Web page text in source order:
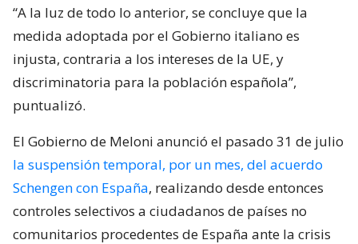
“A la luz de todo lo anterior, se concluye que la
medida adoptada por el Gobierno italiano es
injusta, contraria a los intereses de la UE, y
discriminatoria para la población española”,
puntualizó.
El Gobierno de Meloni anunció el pasado 31 de julio
la suspensión temporal, por un mes, del acuerdo
Schengen con España, realizando desde entonces
controles selectivos a ciudadanos de países no
comunitarios procedentes de España ante la crisis